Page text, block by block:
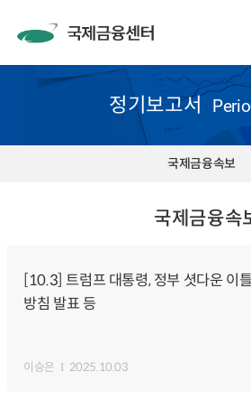
정기보고서
국제금융속보
국제금융속
[10.3] 트럼프 대통령, 정부 셧다운 이
방침 발표 등
이승은 2025.10.03